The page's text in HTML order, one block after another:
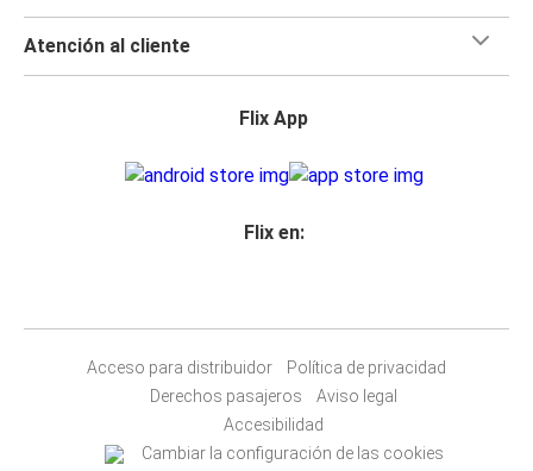
Atención al cliente
Flix App
Flix en:
Acceso para distribuidor
Política de privacidad
Derechos pasajeros
Aviso legal
Accesibilidad
Cambiar la configuración de las cookies